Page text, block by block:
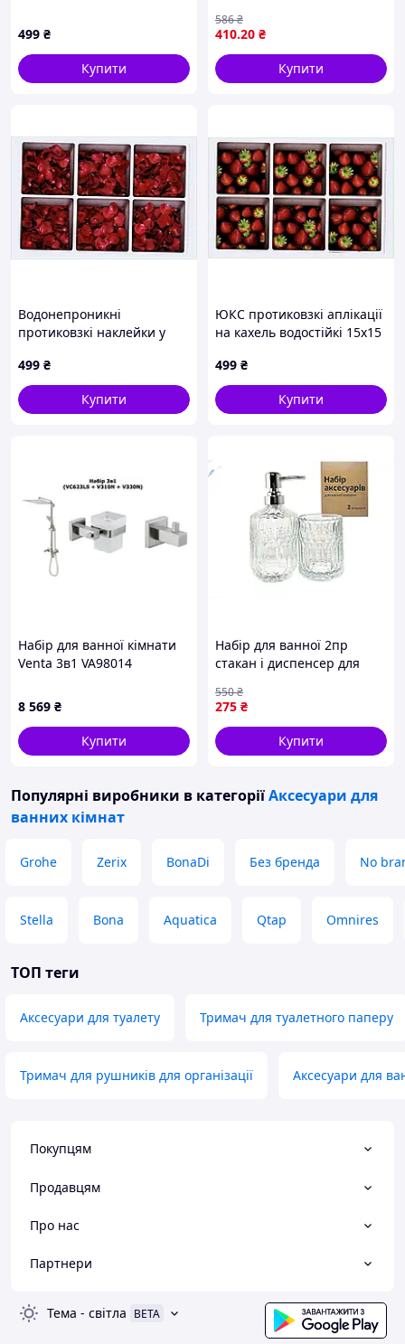
499 ₴
Купити
"AquaSpace" / Диспенсер-
полиця для зубного
приладдя
410.20 ₴
586₴
Купити
Водонепроникні
протиковзкі наклейки у
87AA451X31
499 ₴
Купити
ЮКС протиковзкі аплікації
на кахель водостійкі 15х15
499 ₴
Купити
Набір для ванної кімнати
Venta 3в1 VA98014
8 569 ₴
Купити
Набір для ванної 2пр
стакан і диспенсер для
санвузлі
275 ₴
550₴
Купити
Популярні виробники в категоріїАксесуари для
ванних кімнат
Grohe Zerix BonaDi Без бренда No
Stella Bona Aquatica Qtap Omnires
ТОП теги
Аксесуари для туалету Тримач для туалетного паперу
Тримач для рушників для організації Аксесуари для
Покупцям
Продавцям
Про нас
Партнери
Тема - світла BETA